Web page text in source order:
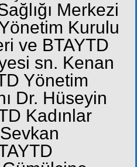
Merkezi
Kurulu
ve BTAYTD
sn. Kenan
Yönetim
Dr. Hüseyin
Kadınlar